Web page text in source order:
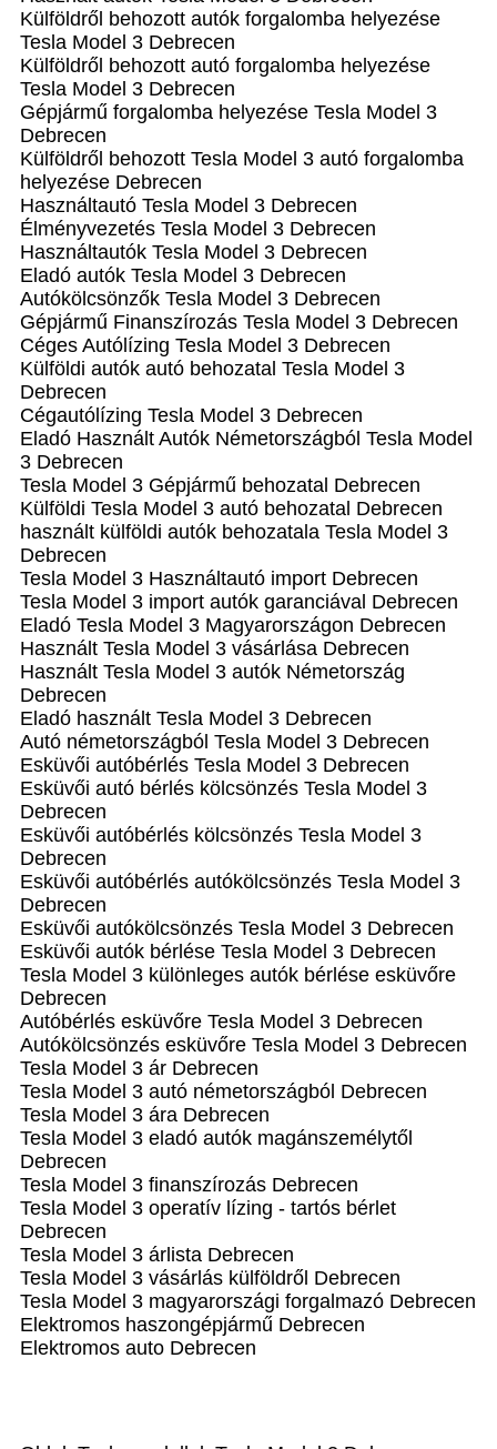
Külföldről behozott autók forgalomba helyezése
Tesla Model 3 Debrecen
Külföldről behozott autó forgalomba helyezése
Tesla Model 3 Debrecen
Gépjármű forgalomba helyezése Tesla Model 3
Debrecen
Külföldről behozott Tesla Model 3 autó forgalomba
helyezése Debrecen
Használtautó‎ Tesla Model 3 Debrecen
Élményvezetés Tesla Model 3 Debrecen
Használtautó‎k Tesla Model 3 Debrecen
Eladó autók Tesla Model 3 Debrecen
Autókölcsönzők Tesla Model 3 Debrecen
Gépjármű Finanszírozás Tesla Model 3 Debrecen
Céges Autólízing Tesla Model 3 Debrecen
Külföldi autók‎ autó behozatal Tesla Model 3
Debrecen
Cégautólízing Tesla Model 3 Debrecen
Eladó Használt Autók Németországból Tesla Model
3 Debrecen
Tesla Model 3 Gépjármű behozatal Debrecen
Külföldi Tesla Model 3 autó behozatal Debrecen
használt külföldi autók behozatala Tesla Model 3
Debrecen
Tesla Model 3 Használtautó import Debrecen
Tesla Model 3 import autók garanciával Debrecen
Eladó Tesla Model 3 Magyarországon‎ Debrecen
Használt Tesla Model 3 vásárlása Debrecen
Használt Tesla Model 3 autók Németország
Debrecen
Eladó használt Tesla Model 3 Debrecen
Autó németországból Tesla Model 3 Debrecen
Esküvői autóbérlés Tesla Model 3 Debrecen
Esküvői autó bérlés kölcsönzés Tesla Model 3
Debrecen
Esküvői autóbérlés kölcsönzés Tesla Model 3
Debrecen
Esküvői autóbérlés autókölcsönzés Tesla Model 3
Debrecen
Esküvői autókölcsönzés Tesla Model 3 Debrecen
Esküvői autók bérlése Tesla Model 3 Debrecen
Tesla Model 3 különleges autók bérlése esküvőre
Debrecen
Autóbérlés esküvőre Tesla Model 3 Debrecen
Autókölcsönzés esküvőre Tesla Model 3 Debrecen
Tesla Model 3 ár Debrecen
Tesla Model 3 autó németországból Debrecen
Tesla Model 3 ára Debrecen
Tesla Model 3 eladó autók magánszemélytől
Debrecen
Tesla Model 3 finanszírozás Debrecen
Tesla Model 3 operatív lízing - tartós bérlet
Debrecen
Tesla Model 3 árlista Debrecen
Tesla Model 3 vásárlás külföldről Debrecen
Tesla Model 3 magyarországi forgalmazó Debrecen
Elektromos haszongépjármű‎ Debrecen
Elektromos auto‎ Debrecen